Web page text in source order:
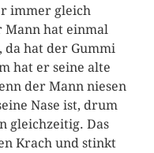
immer gleich
Mann hat einmal
da hat der Gummi
hat er seine alte
der Mann niesen
Nase ist, drum
gleichzeitig. Das
Krach und stinkt